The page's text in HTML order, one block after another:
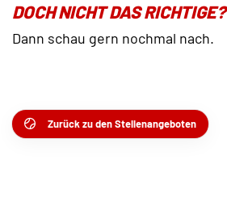
DOCH NICHT DAS RICHTIGE?
Dann schau gern nochmal nach.
Zurück zu den Stellenangeboten